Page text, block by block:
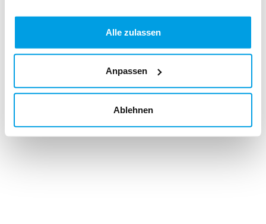
Alle zulassen
Anpassen
Ablehnen